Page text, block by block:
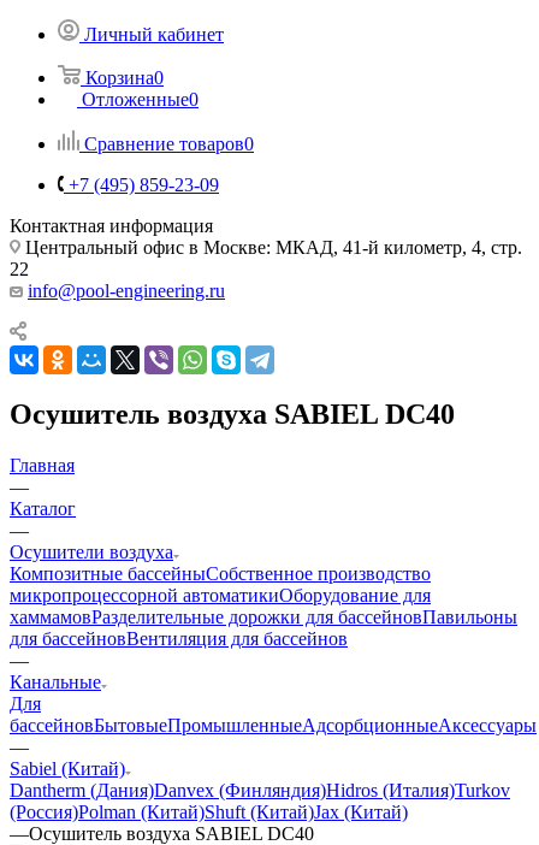
Личный кабинет
Корзина0
Отложенные0
Сравнение товаров0
+7 (495) 859-23-09
Контактная информация
Центральный офис в Москве: МКАД, 41-й километр, 4, стр.
22
info@pool-engineering.ru
Осушитель воздуха SABIEL DC40
Главная
—
Каталог
—
Осушители воздуха
Композитные бассейныСобственное производство
микропроцессорной автоматикиОборудование для
хаммамовРазделительные дорожки для бассейновПавильоны
для бассейновВентиляция для бассейнов
—
Канальные
Для
бассейновБытовыеПромышленныеАдсорбционныеАксессуары
—
Sabiel (Китай)
Dantherm (Дания)Danvex (Финляндия)Hidros (Италия)Turkov
(Россия)Polman (Китай)Shuft (Китай)Jax (Китай)
—Осушитель воздуха SABIEL DC40